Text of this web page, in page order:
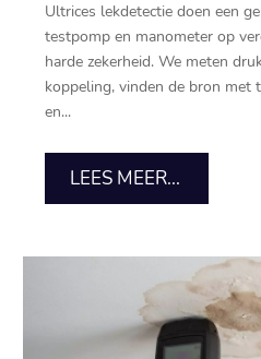
Ultrices lekdetectie doen een
testpomp en manometer op
harde zekerheid. We meten
koppeling, vinden de bron met
en...
LEES MEER...